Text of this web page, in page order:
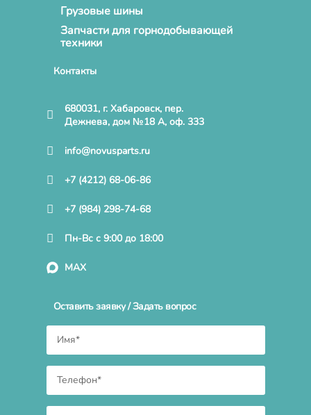
Грузовые шины
Запчасти для горнодобывающей
техники
Контакты
680031, г. Хабаровск, пер.
Дежнева, дом №18 А, оф. 333
info@novusparts.ru
+7 (4212) 68-06-86
+7 (984) 298-74-68
Пн-Вс с 9:00 до 18:00
MAX
Оставить заявку / Задать вопрос